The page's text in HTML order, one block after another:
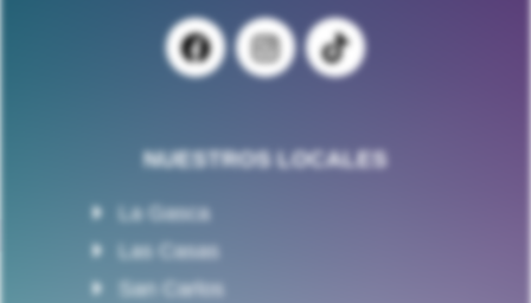
NUESTROS LOCALES
La Gasca
Las Casas
San Carlos